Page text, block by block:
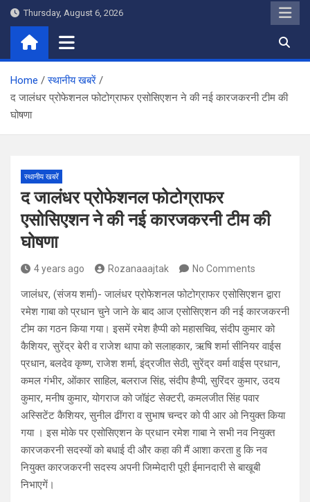
Skip
content
Thursday, August 6, 2026
Home
स्थानीय खबरें
द जालंधर प्रोफेशनल फोटोग्राफर एसोसिएशन ने की नई कारजकरनी टीम की
घोषणा
स्थानीय खबरें
द जालंधर प्रोफेशनल फोटोग्राफर
एसोसिएशन ने की नई कारजकरनी टीम की
घोषणा
4 years ago Rozanaaajtak No Comments
जालंधर, (संजय शर्मा)- जालंधर प्रोफेशनल फोटोग्राफर एसोसिएशन द्वारा
रमेश गाबा को प्रधान चुने जाने के बाद आज एसोसिएशन की नई कारजकरनी
टीम का गठन किया गया। इसमें रमेश हैप्पी को महासचिव, संदीप कुमार को
कैशियर, सुरेंद्र बेरी व राजेश थापा को सलाहकार, ऋषि शर्मा सीनियर वाईस
प्रधान, बलदेव कृष्ण, राजेश शर्मा, इंद्रजीत सेठी, सुरेंद्र वर्मा वाईस प्रधान,
कमल गंभीर, ओंकार साहिल, बलराज सिंह, संदीप हैप्पी, सुरिंदर कुमार, उदय
कुमार, मनीष कुमार, योगराज को जॉइंट सेक्टरी, कमलजीत सिंह पवार
अस्सिटेंट कैशियर, सुनील ढींगरा व सुभाष चन्दर को पी आर ओ नियुक्त किया
गया । इस मोके पर एसोसिएशन के प्रधान रमेश गाबा ने सभी नव नियुक्त
कारजकरनी सदस्यों को बधाई दी और कहा की मैं आशा करता हु कि नव
नियुक्त कारजकरनी सदस्य अपनी जिम्मेदारी पूरी ईमानदारी से बाखूबी
निभाएगें।